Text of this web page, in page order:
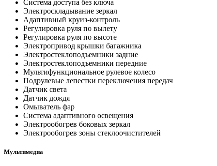
Система доступа без ключа
Электроскладывание зеркал
Адаптивный круиз-контроль
Регулировка руля по вылету
Регулировка руля по высоте
Электропривод крышки багажника
Электростеклоподъемники задние
Электростеклоподъемники передние
Мультифункциональное рулевое колесо
Подрулевые лепестки переключения передач
Датчик света
Датчик дождя
Омыватель фар
Система адаптивного освещения
Электрообогрев боковых зеркал
Электрообогрев зоны стеклоочистителей
Мультимедиа